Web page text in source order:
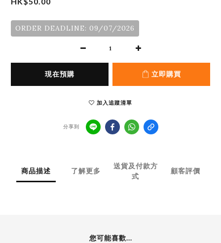
ORDER DEADLINE: 09/07/2026
現在預購 立即購買
加入追蹤清單
分享到
商品描述 了解更多
送貨及付款方
式
顧客評價
您可能喜歡...